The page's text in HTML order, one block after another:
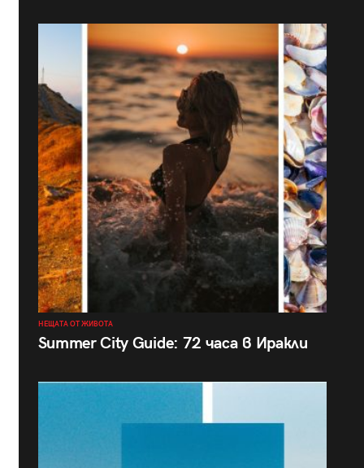
НЕЩАТА ОТ ЖИВОТА
Summer City Guide: 72 часа в Иракли